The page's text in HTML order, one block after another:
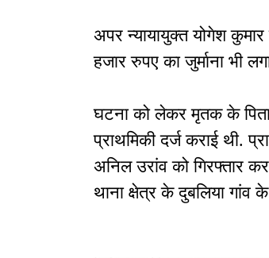
अपर न्यायायुक्त योगेश
हजार रुपए का जुर्माना भी
घटना को लेकर मृतक के
प्राथमिकी दर्ज कराई थी.
अनिल उरांव को गिरफ्तार
थाना क्षेत्र के दुबलिया गांव